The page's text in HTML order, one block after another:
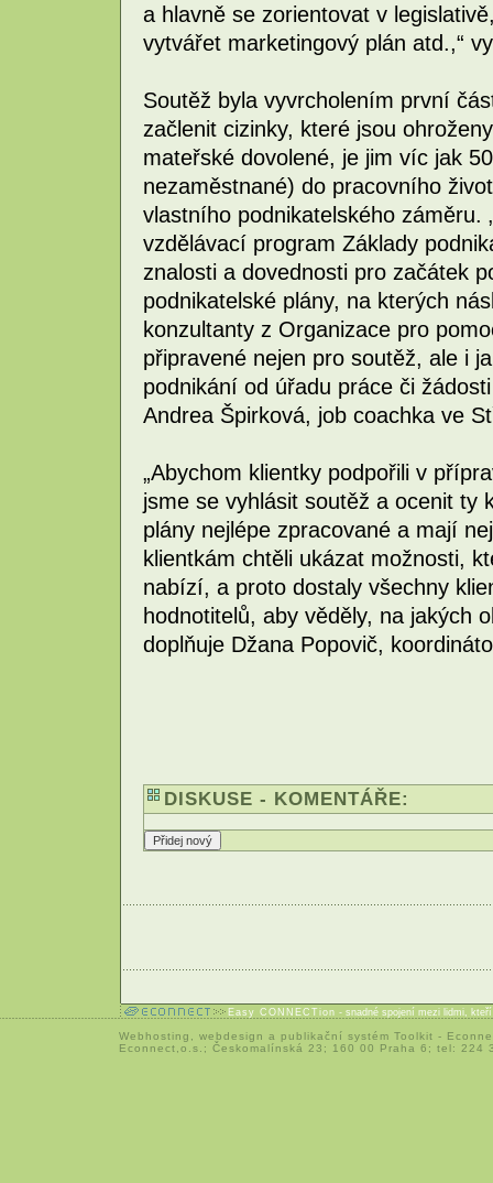
a hlavně se zorientovat v
vytvářet marketingový plán atd.,“
Soutěž byla vyvrcholením první
začlenit cizinky, které jsou
mateřské dovolené, je jim víc jak
nezaměstnané) do pracovního
vlastního podnikatelského záměru.
vzdělávací program Základy
znalosti a dovednosti pro začátek
podnikatelské plány, na kterých
konzultanty z Organizace pro
připravené nejen pro soutěž, ale i
podnikání od úřadu práce či
Andrea Špirková, job coachka ve
„Abychom klientky podpořili v
jsme se vyhlásit soutěž a ocenit ty
plány nejlépe zpracované a mají
klientkám chtěli ukázat možnosti,
nabízí, a proto dostaly všechny
hodnotitelů, aby věděly, na jakých
doplňuje Džana Popovič,
DISKUSE - KOMENTÁŘE:
Easy CONNECTion - snadné spojení mezi lidmi,
Webhosting webdesign a publikační systém Toolkit -
Econnect,o.s.; Českomalínská 23; 160 00 Praha 6; tel: 224